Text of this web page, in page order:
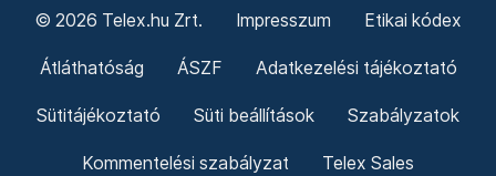
© 2026 Telex.hu Zrt. Impresszum Etikai kódex
Átláthatóság ÁSZF Adatkezelési tájékoztató
Sütitájékoztató Süti beállítások Szabályzatok
Kommentelési szabályzat Telex Sales